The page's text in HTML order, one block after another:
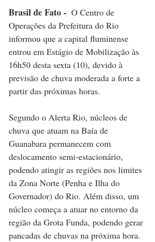
Brasil de Fato - O Centro de
Operações da Prefeitura do Rio
informou que a capital fluminense
entrou em Estágio de Mobilização às
16h50 desta sexta (10), devido à
previsão de chuva moderada a forte a
partir das próximas horas.
Segundo o Alerta Rio, núcleos de
chuva que atuam na Baía de
Guanabara permanecem com
deslocamento semi-estacionário,
podendo atingir as regiões nos limites
da Zona Norte (Penha e Ilha do
Governador) do Rio. Além disso, um
núcleo começa a atuar no entorno da
região da Grota Funda, podendo gerar
pancadas de chuvas na próxima hora.